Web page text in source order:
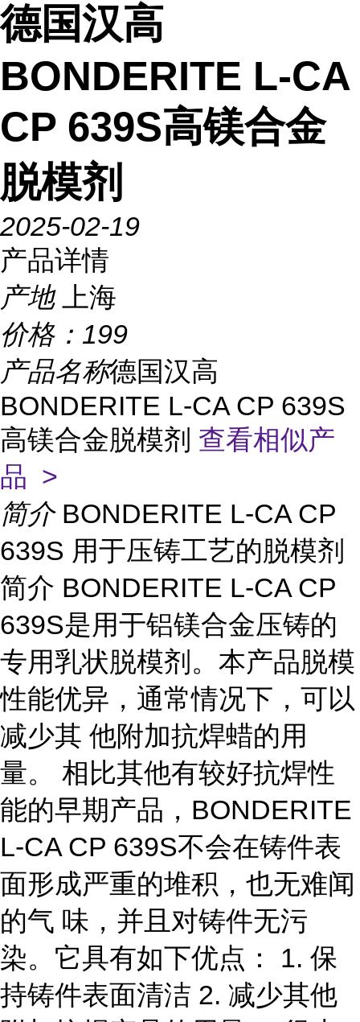
德国汉高
BONDERITE L-CA
CP 639S高镁合金
脱模剂
2025-02-19
产品详情
产地
上海
价格： 199
产品名称德国汉高
BONDERITE L-CA CP 639S
高镁合金脱模剂 查看相似产
品 >
简介 BONDERITE L-CA CP
639S 用于压铸工艺的脱模剂
简介 BONDERITE L-CA CP
639S是用于铝镁合金压铸的
专用乳状脱模剂。本产品脱模
性能优异，通常情况下，可以
减少其 他附加抗焊蜡的用
量。 相比其他有较好抗焊性
能的早期产品，BONDERITE
L-CA CP 639S不会在铸件表
面形成严重的堆积，也无难闻
的气 味，并且对铸件无污
染。它具有如下优点： 1. 保
持铸件表面清洁 2. 减少其他